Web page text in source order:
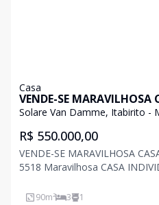
Casa
VENDE-SE MARAVILHOSA
Solare Van Damme, Itabirito -
R$ 550.000,00
VENDE-SE MARAVILHOSA
5518 Maravilhosa CASA INDIVIDUAL, localizada em
a poucos minutos do centro
90m² 3 1